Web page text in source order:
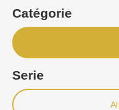
Catégorie
Serie